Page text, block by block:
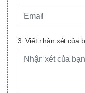
3. Viết nhận xét của